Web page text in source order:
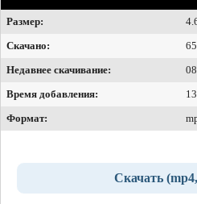
Размер:
Скачано:
Недавнее скачивание:
Время добавления:
Формат:
Скачать